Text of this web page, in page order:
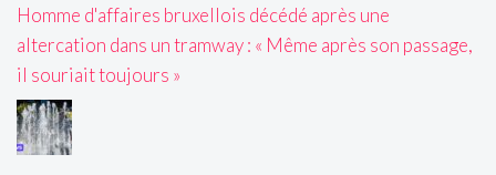
Homme d'affaires bruxellois décédé après une
altercation dans un tramway : « Même après son passage,
il souriait toujours »